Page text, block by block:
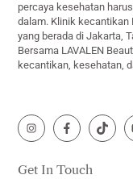
percaya kesehatan
dalam. Klinik kecantikan
yang berada di Jakarta,
Bersama LAVALEN
kecantikan, kesehatan,
Icon
Icon
Icon
Get In Touch